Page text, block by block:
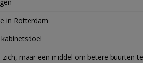
in Rotterdam
maar een middel om betere buurten te